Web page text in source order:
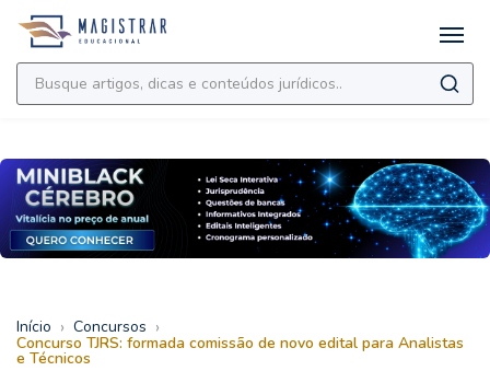
Início › Concursos ›
Concurso TJRS: formada comissão de novo edital para Analistas
e Técnicos